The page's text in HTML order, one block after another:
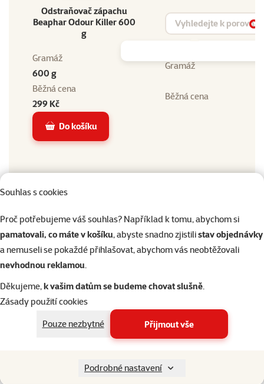
Souhlas s cookies
Proč potřebujeme váš souhlas? Například k tomu, abychom si
pamatovali, co máte v košíku, abyste snadno zjistilistav objednávky
a nemuseli se pokaždé přihlašovat, abychom vás neobtěžovali
nevhodnou reklamou.
Děkujeme,k vašim datům se budeme chovat slušně.
Zásady použití cookies
Pouze nezbytné
Přijmout vše
Podrobné nastavení
Odstraňovač zápachu
Beaphar Odour Killer 600
g
Vyhledat produkt
Gramáž
600 g
Gramáž
Běžná cena
299 Kč
Běžná cena
Do košíku
Podobné produkty
Hodnocení 80%, počet hodnocení: 1
Cena
229 Kč